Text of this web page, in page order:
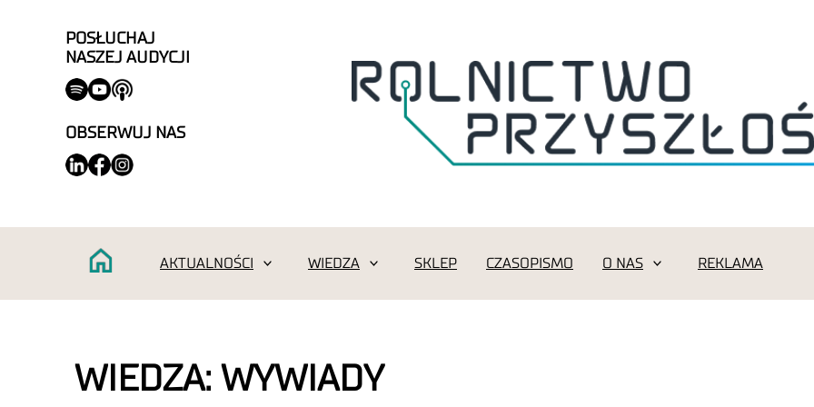
POSŁUCHAJ
NASZEJ AUDYCJI
OBSERWUJ NAS
AKTUALNOŚCI WIEDZA SKLEP CZASOPISMO O NAS REKLAMA
WIEDZA: WYWIADY